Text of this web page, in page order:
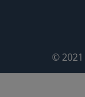
© 2021